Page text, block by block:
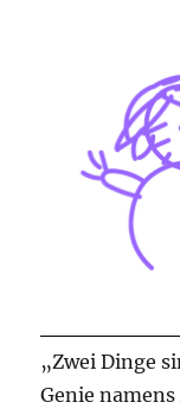
„Zwei Dinge
Genie